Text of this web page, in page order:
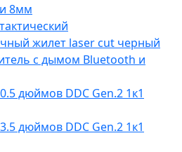
8мм
жилет laser cut черный
с дымом Bluetooth и
дюймов DDC Gen.2 1к1
дюймов DDC Gen.2 1к1